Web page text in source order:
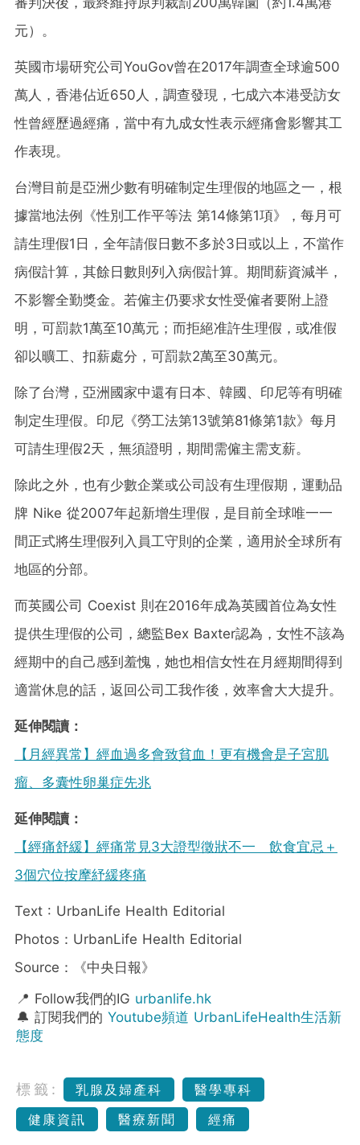
元）。
英國市場研究公司YouGov曾在2017年調查全球逾500
萬人，香港佔近650人，調查發現，七成六本港受訪女
性曾經歷過經痛，當中有九成女性表示經痛會影響其工
作表現。
台灣目前是亞洲少數有明確制定生理假的地區之一，根
據當地法例《性別工作平等法 第14條第1項》，每月可
請生理假1日，全年請假日數不多於3日或以上，不當作
病假計算，其餘日數則列入病假計算。期間薪資減半，
不影響全勤獎金。若僱主仍要求女性受僱者要附上證
明，可罰款1萬至10萬元；而拒絕准許生理假，或准假
卻以曠工、扣薪處分，可罰款2萬至30萬元。
除了台灣，亞洲國家中還有日本、韓國、印尼等有明確
制定生理假。印尼《勞工法第13號第81條第1款》每月
可請生理假2天，無須證明，期間需僱主需支薪。
除此之外，也有少數企業或公司設有生理假期，運動品
牌 Nike 從2007年起新增生理假，是目前全球唯一一
間正式將生理假列入員工守則的企業，適用於全球所有
地區的分部。
而英國公司 Coexist 則在2016年成為英國首位為女性
提供生理假的公司，總監Bex Baxter認為，女性不該為
經期中的自己感到羞愧，她也相信女性在月經期間得到
適當休息的話，返回公司工我作後，效率會大大提升。
延伸閱讀：
【月經異常】經血過多會致貧血！更有機會是子宮肌
瘤、多囊性卵巢症先兆
延伸閱讀：
【經痛舒緩】經痛常見3大證型徵狀不一 飲食宜忌＋
3個穴位按摩紓緩疼痛
Text : UrbanLife Health Editorial
Photos：UrbanLife Health Editorial
Source：《中央日報》
📍 Follow我們的IG urbanlife.hk
🔔 訂閱我們的 Youtube頻道 UrbanLifeHealth生活新
態度
標籤: 乳腺及婦產科
醫學專科
健康資訊
醫療新聞 經痛